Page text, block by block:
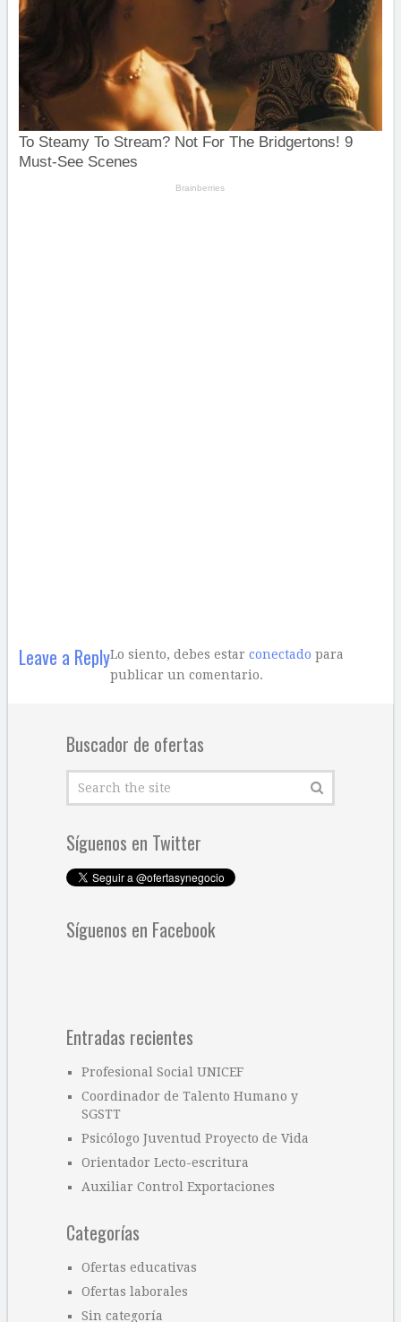
Leave a ReplyLo siento, debes estar conectado para
publicar un comentario.
Buscador de ofertas
Síguenos en Twitter
Síguenos en Facebook
Entradas recientes
Profesional Social UNICEF
Coordinador de Talento Humano y
SGSTT
Psicólogo Juventud Proyecto de Vida
Orientador Lecto-escritura
Auxiliar Control Exportaciones
Categorías
Ofertas educativas
Ofertas laborales
Sin categoría